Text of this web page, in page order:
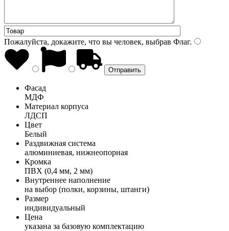
Пожалуйста, докажите, что вы человек, выбрав Флаг.
Фасад
МДФ
Материал корпуса
ЛДСП
Цвет
Белый
Раздвижная система
алюминиевая, нижнеопорная
Кромка
ПВХ (0,4 мм, 2 мм)
Внутреннее наполнение
на выбор (полки, корзины, штанги)
Размер
индивидуальный
Цена
указана за базовую комплектацию